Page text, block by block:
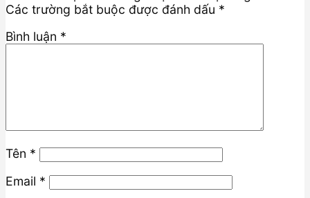
Các trường bắt buộc được đánh dấu *
Bình luận *
Tên *
Email *